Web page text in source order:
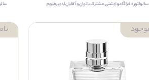
سالواتوره فراگامو اوشنی مشترک بانوان و آقایان ادوپرفیوم